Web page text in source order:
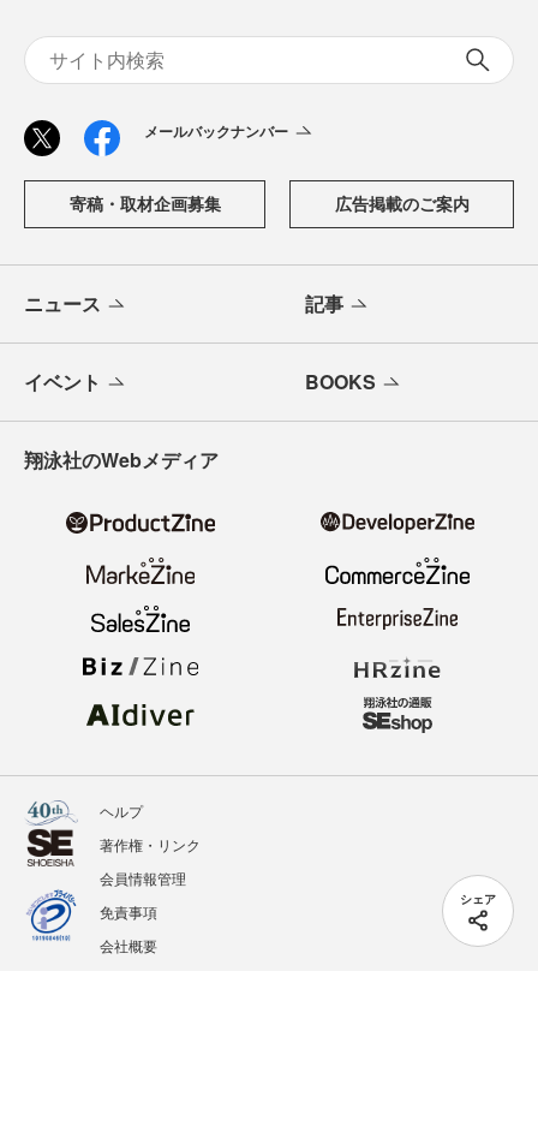
シェア
メールバックナンバー
寄稿・取材企画募集 広告掲載のご案内
ニュース 記事
イベント BOOKS
翔泳社のWebメディア
ヘルプ
著作権・リンク
会員情報管理
免責事項
会社概要